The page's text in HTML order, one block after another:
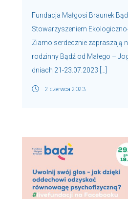
Fundacja Małgosi Braunek
Stowarzyszeniem
Ziarno serdecznie zapraszają
rodzinny Bądź od Małego –
dniach 21-23.07.2023 […]
2 czerwca 2023